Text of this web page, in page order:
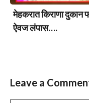
मेहकरात किराणा दुकान
ऐवज लंपास….
Leave a